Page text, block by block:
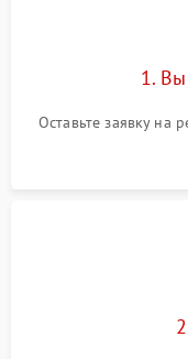
1. Вы
Оставьте заявку на